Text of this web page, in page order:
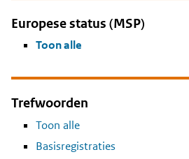
Europese status (MSP)
Toon alle
Trefwoorden
Toon alle
Basisregistraties